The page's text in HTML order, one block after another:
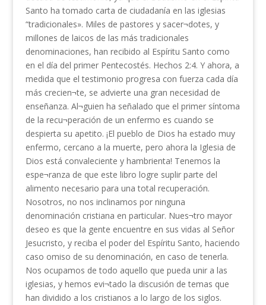
Santo ha tomado carta de ciudadanía en las iglesias
“tradicionales». Miles de pastores y sacer¬dotes, y
millones de laicos de las más tradicionales
denominaciones, han recibido al Espíritu Santo como
en el día del primer Pentecostés. Hechos 2:4. Y ahora, a
medida que el testimonio progresa con fuerza cada día
más crecien¬te, se advierte una gran necesidad de
enseñanza. Al¬guien ha señalado que el primer síntoma
de la recu¬peración de un enfermo es cuando se
despierta su apetito. ¡El pueblo de Dios ha estado muy
enfermo, cercano a la muerte, pero ahora la Iglesia de
Dios está convaleciente y hambrienta! Tenemos la
espe¬ranza de que este libro logre suplir parte del
alimento necesario para una total recuperación.
Nosotros, no nos inclinamos por ninguna
denominación cristiana en particular. Nues¬tro mayor
deseo es que la gente encuentre en sus vidas al Señor
Jesucristo, y reciba el poder del Espíritu Santo, haciendo
caso omiso de su denominación, en caso de tenerla.
Nos ocupamos de todo aquello que pueda unir a las
iglesias, y hemos evi¬tado la discusión de temas que
han dividido a los cristianos a lo largo de los siglos.